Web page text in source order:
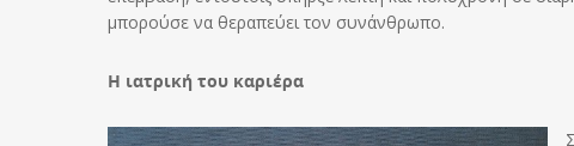
μπορούσε να θεραπεύει τον συνάνθρωπο.
Η ιατρική του καριέρα